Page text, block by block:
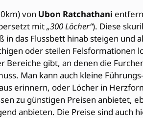
von Ubon Ratchathani
mit„300 Löcher“). Diese
in das Flussbett hinab steigen
oder steilen
gibt, an denen die
Man kann auch kleine
erinnern, oder Löcher in
zu günstigen Preisen anbietet,
anbieten. Die Preise sind auch